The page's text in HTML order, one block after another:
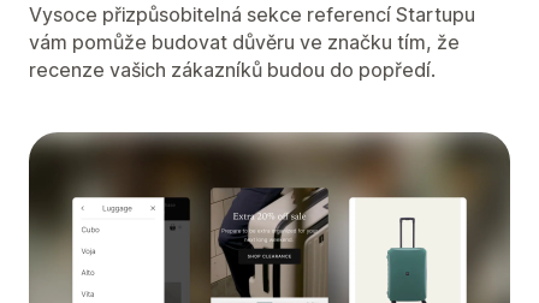
Vysoce přizpůsobitelná sekce referencí Startupu
vám pomůže budovat důvěru ve značku tím, že
recenze vašich zákazníků budou do popředí.